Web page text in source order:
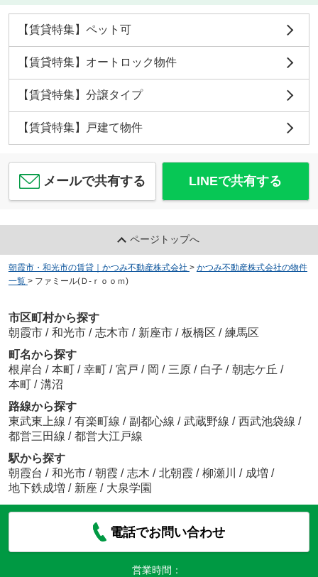
【賃貸特集】ペット可
【賃貸特集】オートロック物件
【賃貸特集】分譲タイプ
【賃貸特集】戸建て物件
メールで共有する LINEで共有する
ページトップへ
朝霞市・和光市の賃貸｜かつみ不動産株式会社 > かつみ不動産株式会社の物件
一覧 > ファミール(Ｄ-ｒｏｏｍ)
市区町村から探す
朝霞市 / 和光市 / 志木市 / 新座市 / 板橋区 / 練馬区
町名から探す
根岸台 / 本町 / 幸町 / 宮戸 / 岡 / 三原 / 白子 / 朝志ケ丘 /
本町 / 溝沼
路線から探す
東武東上線 / 有楽町線 / 副都心線 / 武蔵野線 / 西武池袋線 /
都営三田線 / 都営大江戸線
駅から探す
朝霞台 / 和光市 / 朝霞 / 志木 / 北朝霞 / 柳瀬川 / 成増 /
地下鉄成増 / 新座 / 大泉学園
電話でお問い合わせ
営業時間：